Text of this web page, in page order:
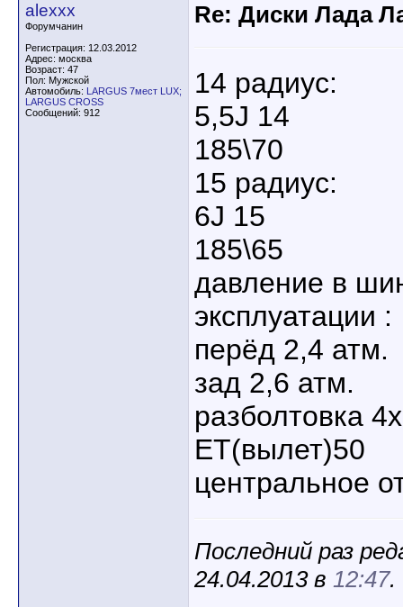
alexxx
Форумчанин
Регистрация: 12.03.2012
Адрес: москва
Возраст: 47
Пол: Мужской
Автомобиль: LARGUS 7мест LUX;
LARGUS CROSS
Сообщений: 912
Re: Диски Лада
14 радиус:
5,5J 14
185\70
15 радиус:
6J 15
185\65
давление в
эксплуатации :
перёд 2,4 атм.
зад 2,6 атм.
разболтовка
ЕТ(вылет)50
центральное
Последний раз
24.04.2013 в 12:47.